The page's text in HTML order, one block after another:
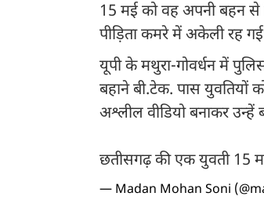
15 मई को वह अपनी बहन
पीड़िता कमरे में अकेली रह
यूपी के मथुरा-गोवर्धन में
बहाने बी.टेक. पास युवतियों
अश्लील वीडियो बनाकर
छतीसगढ़ की एक युवती 15
— Madan Mohan Soni